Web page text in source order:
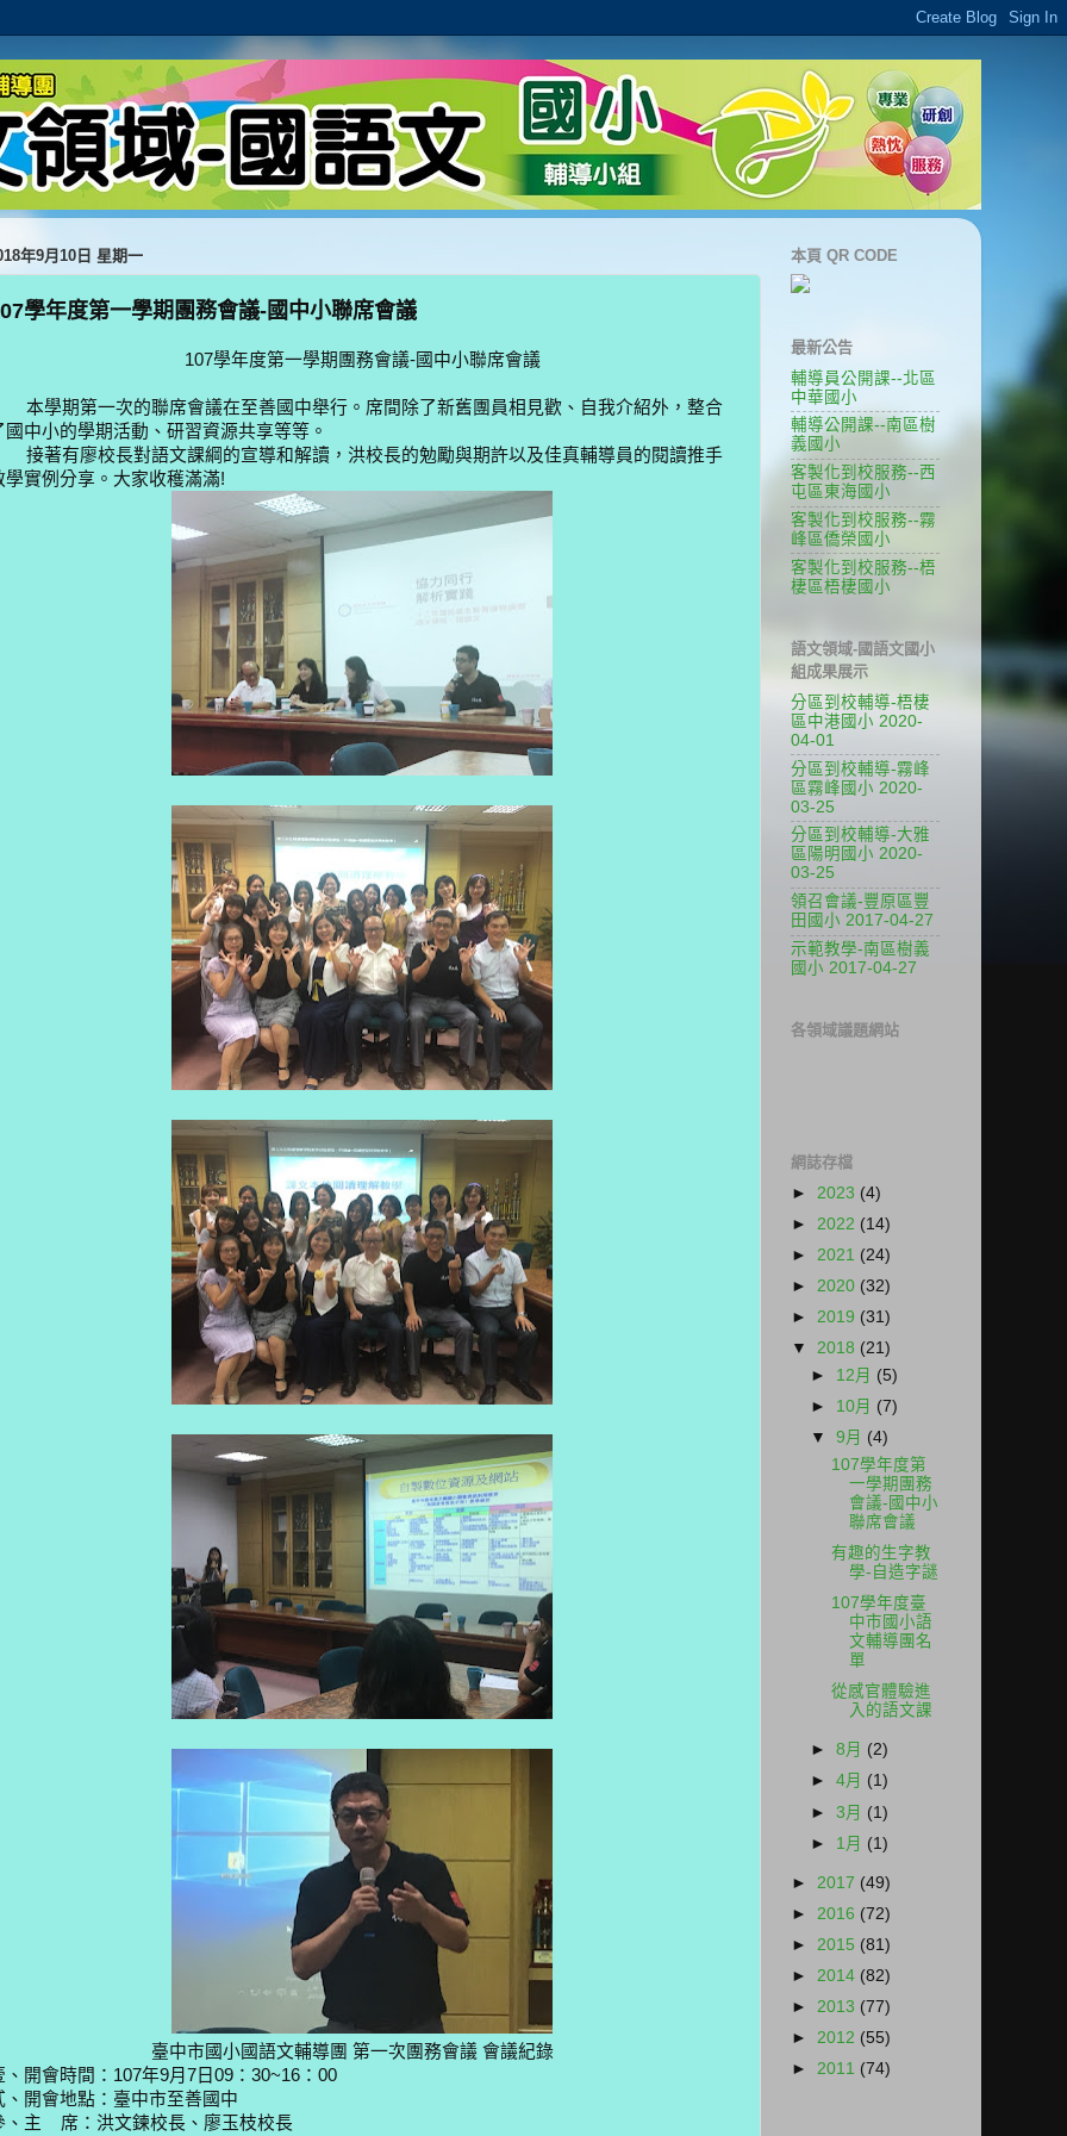
年9月10日 星期一
學年度第一學期團務會議-國中小聯席會議
107學年度第一學期團務會議-國中小聯席會議
學期第一次的聯席會議在至善國中舉行。席間除了新舊團員相見歡、自我介紹外，整合
國中小的學期活動、研習資源共享等等。
著有廖校長對語文課綱的宣導和解讀，洪校長的勉勵與期許以及佳真輔導員的閱讀推手
學實例分享。大家收穫滿滿!
臺中市國小國語文輔導團 第一次團務會議 會議紀錄
、開會時間：107年9月7日09：30~16：00
、開會地點：臺中市至善國中
、主 席：洪文鍊校長、廖玉枝校長
本頁 QR CODE
最新公告
輔導員公開課--北區
中華國小
輔導公開課--南區樹
義國小
客製化到校服務--西
屯區東海國小
客製化到校服務--霧
峰區僑榮國小
客製化到校服務--梧
棲區梧棲國小
語文領域-國語文國小
組成果展示
分區到校輔導-梧棲
區中港國小 2020-
04-01
分區到校輔導-霧峰
區霧峰國小 2020-
03-25
分區到校輔導-大雅
區陽明國小 2020-
03-25
領召會議-豐原區豐
田國小 2017-04-27
示範教學-南區樹義
國小 2017-04-27
各領域議題網站
網誌存檔
► 2023 (4)
► 2022 (14)
► 2021 (24)
► 2020 (32)
► 2019 (31)
▼ 2018 (21)
► 12月 (5)
► 10月 (7)
▼9月 (4)
107學年度第
一學期團務
會議-國中小
聯席會議
有趣的生字教
學-自造字謎
107學年度臺
中市國小語
文輔導團名
單
從感官體驗進
入的語文課
►8月 (2)
►4月 (1)
►3月 (1)
► 1月 (1)
► 2017 (49)
► 2016 (72)
► 2015 (81)
► 2014 (82)
► 2013 (77)
► 2012 (55)
► 2011 (74)